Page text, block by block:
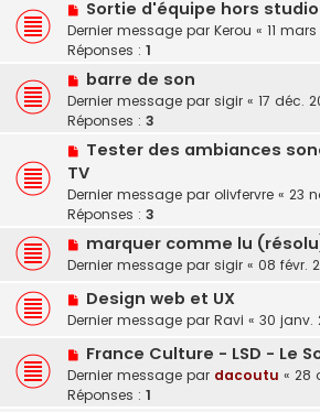
Sortie d'équipe hors studio
Dernier message par Kerou « 11
Réponses : 1
barre de son
Dernier message par sigir « 17 déc.
Réponses : 3
Tester des ambiances
TV
Dernier message par olivfervre « 23
Réponses : 3
marquer comme lu
Dernier message par sigir « 08 févr.
Design web et UX
Dernier message par Ravi « 30 janv.
France Culture - LSD - Le
Dernier message par dacoutu « 28
Réponses : 1